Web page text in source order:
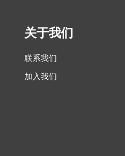
关于我们
联系我们
加入我们